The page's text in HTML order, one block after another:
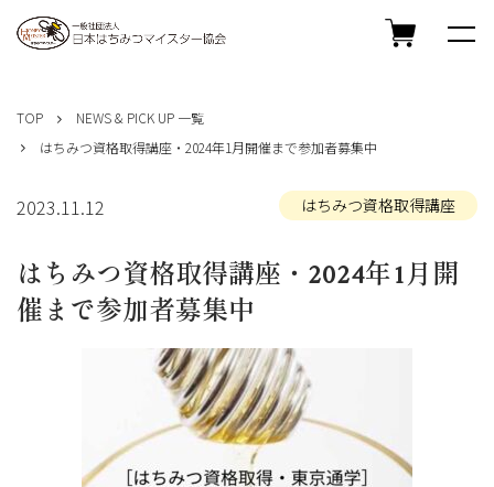
TOP
NEWS & PICK UP 一覧
はちみつ資格取得講座・2024年1月開催まで参加者募集中
2023.11.12 はちみつ資格取得講座
はちみつ資格取得講座・2024年1月開
催まで参加者募集中